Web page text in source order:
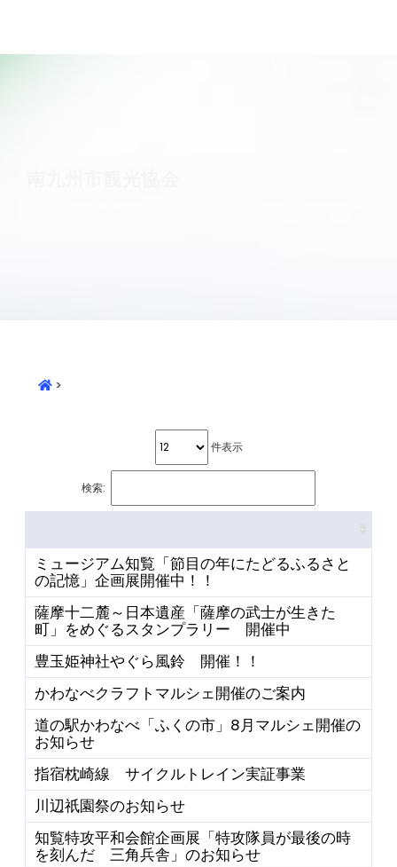
>
件表示
検索:
ミュージアム知覧「節目の年にたどるふるさと
の記憶」企画展開催中！！
薩摩十二麓～日本遺産「薩摩の武士が生きた
町」をめぐるスタンプラリー 開催中
豊玉姫神社やぐら風鈴 開催！！
かわなべクラフトマルシェ開催のご案内
道の駅かわなべ「ふくの市」8月マルシェ開催の
お知らせ
指宿枕崎線 サイクルトレイン実証事業
川辺祇園祭のお知らせ
知覧特攻平和会館企画展「特攻隊員が最後の時
を刻んだ 三角兵舎」のお知らせ